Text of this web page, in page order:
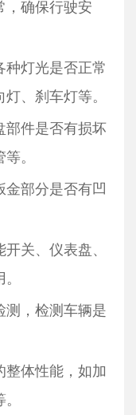
，确保行驶安
灯光是否正常
、刹车灯等。
部件是否有损坏
。
部分是否有凹
关、仪表盘、
测，检测车辆是
体性能，如加